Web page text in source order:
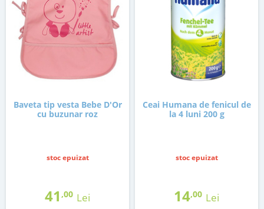
Baveta tip vesta Bebe D'Or
cu buzunar roz
stoc epuizat
41 ,00 Lei
Ceai Humana de fenicul de
la 4 luni 200 g
stoc epuizat
14,00 Lei